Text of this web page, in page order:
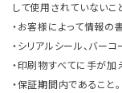
して使用されていないこ
・お客様によって情報の
・シリアルシール、バー
・印刷物すべてに手が加
・保証期間内であること。